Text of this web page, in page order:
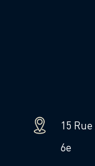
15
6e